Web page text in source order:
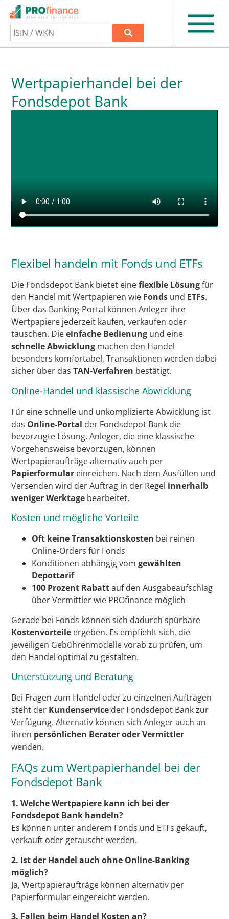
Wertpapierhandel bei der
Fondsdepot Bank
Flexibel handeln mit Fonds und ETFs
Die Fondsdepot Bank bietet eineflexible Lösungfür
den Handel mit Wertpapieren wie Fonds und ETFs.
Über das Banking-Portal können Anleger ihre
Wertpapiere jederzeit kaufen, verkaufen oder
tauschen. Dieeinfache Bedienung und eine
schnelle Abwicklung machen den Handel
besonders komfortabel, Transaktionen werden dabei
sicher über dasTAN-Verfahren bestätigt.
Online-Handel und klassische Abwicklung
Für eine schnelle und unkomplizierte Abwicklung ist
das Online-Portal der Fondsdepot Bank die
bevorzugte Lösung. Anleger, die eine klassische
Vorgehensweise bevorzugen, können
Wertpapieraufträge alternativ auch per
Papierformular einreichen. Nach dem Ausfüllen und
Versenden wird der Auftrag in der Regel innerhalb
weniger Werktage bearbeitet.
Kosten und mögliche Vorteile
Oft keine Transaktionskosten bei reinen
Online-Orders für Fonds
Konditionen abhängig vomgewählten
Depottarif
100 Prozent Rabattauf den Ausgabeaufschlag
über Vermittler wie PROfinance möglich
Gerade bei Fonds können sich dadurch spürbare
Kostenvorteile ergeben. Es empfiehlt sich, die
jeweiligen Gebührenmodelle vorab zu prüfen, um
den Handel optimal zu gestalten.
Unterstützung und Beratung
Bei Fragen zum Handel oder zu einzelnen Aufträgen
steht der Kundenservice der Fondsdepot Bank zur
Verfügung. Alternativ können sich Anleger auch an
ihren persönlichen Berater oder Vermittler
wenden.
FAQs zum Wertpapierhandel bei der
Fondsdepot Bank
1. Welche Wertpapiere kann ich bei der
Fondsdepot Bank handeln?
Es können unter anderem Fonds und ETFs gekauft,
verkauft oder getauscht werden.
2. Ist der Handel auch ohne Online-Banking
möglich?
Ja, Wertpapieraufträge können alternativ per
Papierformular eingereicht werden.
3. Fallen beim Handel Kosten an?